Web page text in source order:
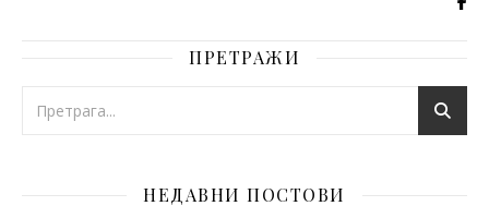
ПРЕТРАЖИ
НЕДАВНИ ПОСТОВИ